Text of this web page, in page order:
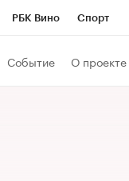
РБК Вино Спорт
Событие О проекте